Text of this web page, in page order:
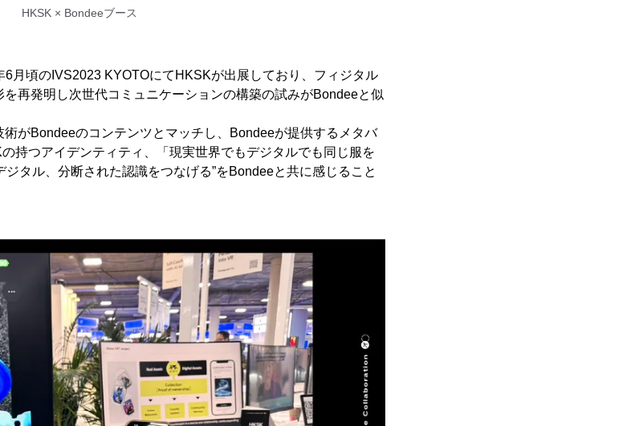
HKSK × Bondeeブース
月頃のIVS2023 KYOTOにてHKSKが出展しており、フィジタル
再発明し次世代コミュニケーションの構築の試みがBondeeと似
がBondeeのコンテンツとマッチし、Bondeeが提供するメタバ
持つアイデンティティ、「現実世界でもデジタルでも同じ服を
タル、分断された認識をつなげる”をBondeeと共に感じること